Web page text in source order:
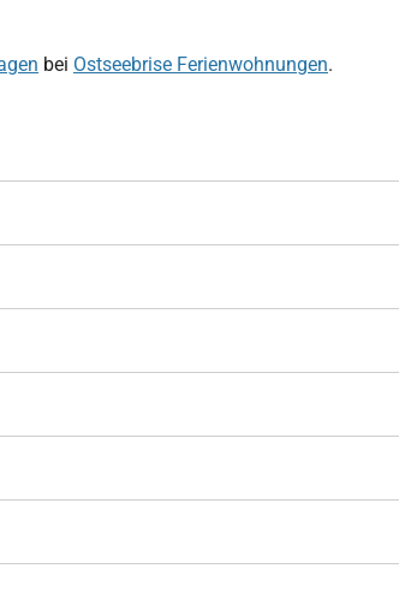
bei Ostseebrise Ferienwohnungen.